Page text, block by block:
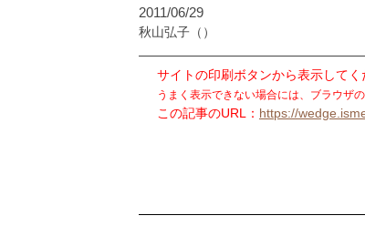
2011/06/29
秋山弘子 （）
サイトの印刷ボタンから表示してく
うまく表示できない場合には、ブラウザ
この記事のURL： https://